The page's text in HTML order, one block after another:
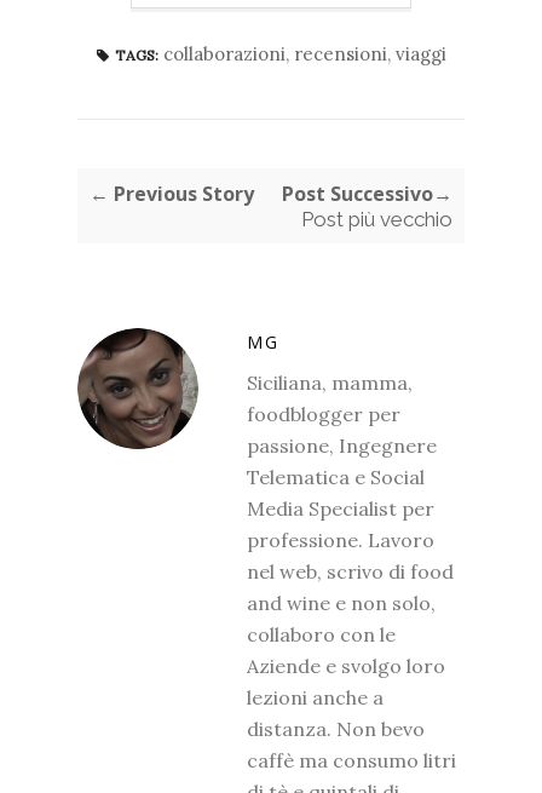
TAGS: collaborazioni, recensioni, viaggi
← Previous Story Post Successivo→
Post più vecchio
MG
Siciliana, mamma,
foodblogger per
passione, Ingegnere
Telematica e Social
Media Specialist per
professione. Lavoro
nel web, scrivo di food
and wine e non solo,
collaboro con le
Aziende e svolgo loro
lezioni anche a
distanza. Non bevo
caffè ma consumo litri